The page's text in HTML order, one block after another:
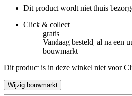
Dit product wordt niet thuis
Click & collect
gratis
Vandaag besteld, al na een
bouwmarkt
Dit product is in deze winkel niet voor
Wijzig bouwmarkt